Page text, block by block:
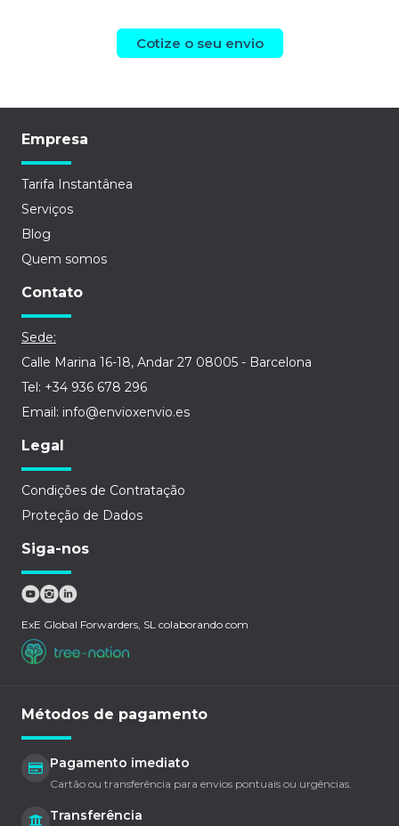
Cotize o seu envio
Empresa
Tarifa Instantânea
Serviços
Blog
Quem somos
Contato
Sede:
Calle Marina 16-18, Andar 27 08005 - Barcelona
Tel: +34 936 678 296
Email: info@envioxenvio.es
Legal
Condições de Contratação
Proteção de Dados
Siga-nos
ExE Global Forwarders, SL colaborando com
Métodos de pagamento
Pagamento imediato
Cartão ou transferência para envios pontuais ou urgências.
Transferência